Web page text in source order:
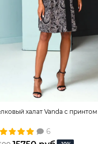
халат Vanda с принтом
6